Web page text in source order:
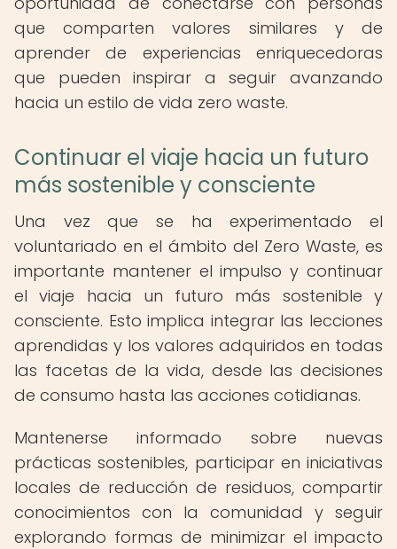
que comparten valores similares y de
aprender de experiencias enriquecedoras
que pueden inspirar a seguir avanzando
hacia un estilo de vida zero waste.
Continuar el viaje hacia un futuro
más sostenible y consciente
Una vez que se ha experimentado el
voluntariado en el ámbito del Zero Waste, es
importante mantener el impulso y continuar
el viaje hacia un futuro más sostenible y
consciente. Esto implica integrar las lecciones
aprendidas y los valores adquiridos en todas
las facetas de la vida, desde las decisiones
de consumo hasta las acciones cotidianas.
Mantenerse informado sobre nuevas
prácticas sostenibles, participar en iniciativas
locales de reducción de residuos, compartir
conocimientos con la comunidad y seguir
explorando formas de minimizar el impacto